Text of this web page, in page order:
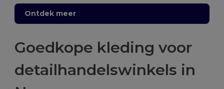
Ontdek meer
Goedkope kleding voor
detailhandelswinkels in